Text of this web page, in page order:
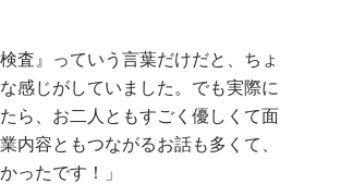
検査』っていう言葉だけだと、ちょ
感じがしていました。でも実際に
ら、お二人ともすごく優しくて面
内容ともつながるお話も多くて、
ったです！」